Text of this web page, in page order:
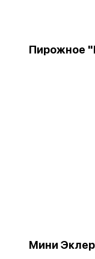
Пирожное
Мини